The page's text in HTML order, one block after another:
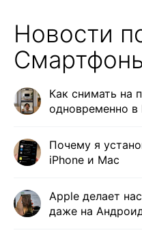
Новости
Как снимать на
одновременно в
Почему я
iPhone и Mac
Apple делает
даже на